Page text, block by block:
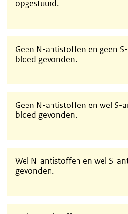
opgestuurd.
Geen N-antistoffen en geen
bloed gevonden.
Geen N-antistoffen en wel S-
bloed gevonden.
Wel N-antistoffen en wel S-
gevonden.